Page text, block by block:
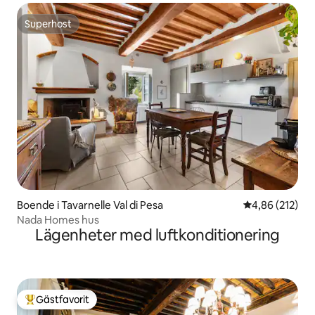
Superhost
Superhost
Boende i Tavarnelle Val di Pesa 4,86 av 5 i
4,86 (212)
Nada Homes hus
Lägenheter med luftkonditionering
Populär gästfavorit
Gästfavorit